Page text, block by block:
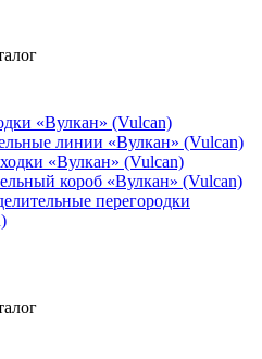
«Вулкан» (Vulcan)
линии «Вулкан» (Vulcan)
«Вулкан» (Vulcan)
короб «Вулкан» (Vulcan)
перегородки